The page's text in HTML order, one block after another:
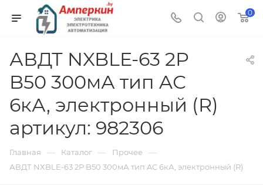
0
АВДТ NXBLE-63 2P
B50 300мА тип AС
6кА, электронный (R)
артикул: 982306
Главная — Каталог — Прочее —
АВДТ NXBLE-63 2P B50 300мА тип AС 6кА, электронный (R)